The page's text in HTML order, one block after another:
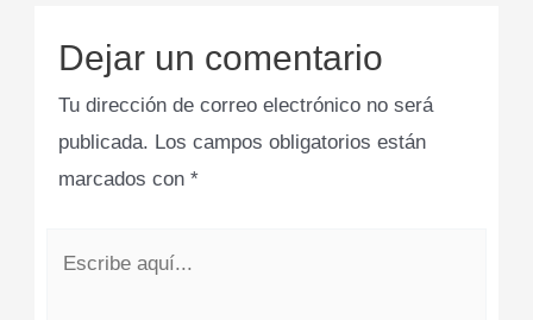
Dejar un comentario
Tu dirección de correo electrónico no será
publicada. Los campos obligatorios están
marcados con*